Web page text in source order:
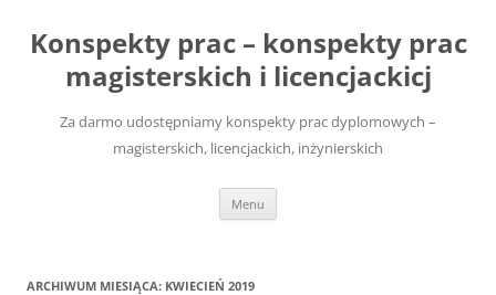
treści
Konspekty prac – konspekty prac
magisterskich i licencjackicj
Za darmo udostępniamy konspekty prac dyplomowych –
magisterskich, licencjackich, inżynierskich
Menu
ARCHIWUM MIESIĄCA: KWIECIEŃ 2019